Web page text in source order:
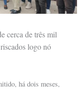
cerca de três mil
logo nó
há dois meses,